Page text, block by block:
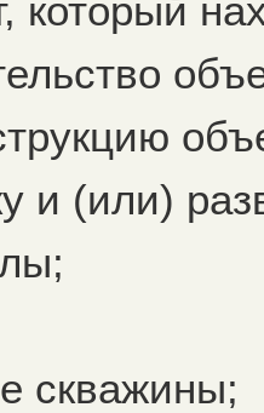
который
и (или)
скважины;